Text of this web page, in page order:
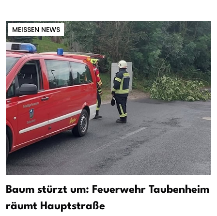
MEISSEN NEWS
Baum stürzt um: Feuerwehr Taubenheim
räumt Hauptstraße